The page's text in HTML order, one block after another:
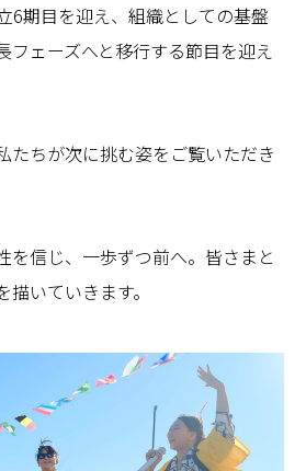
6期目を迎え、組織としての基盤
フェーズへと移行する節目を迎え
たちが次に挑む姿をご覧いただき
を信じ、一歩ずつ前へ。皆さまと
いていきます。